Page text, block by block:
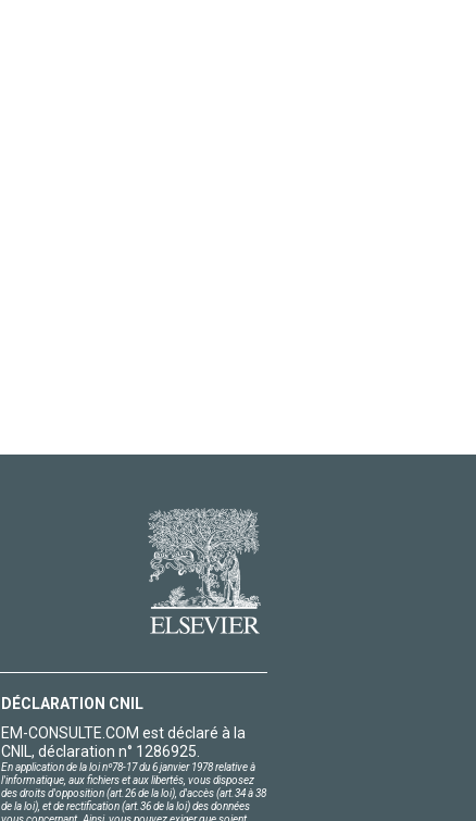
DÉCLARATION CNIL
EM-CONSULTE.COM est déclaré à la
CNIL, déclaration n° 1286925.
En application de la loi nº78-17 du 6 janvier 1978 relative à
l'informatique, aux fichiers et aux libertés, vous disposez
des droits d'opposition (art.26 de la loi), d'accès (art.34 à 38
de la loi), et de rectification (art.36 de la loi) des données